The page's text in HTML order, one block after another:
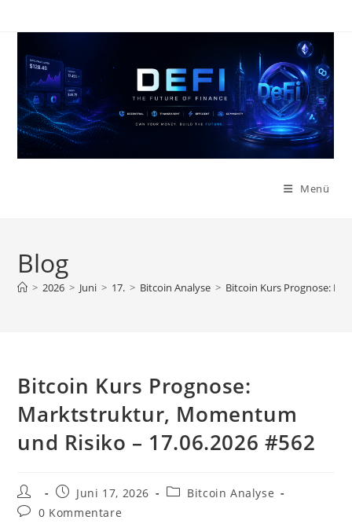
Inhalt
Menü
Blog
> 2026 > Juni > 17. > Bitcoin Analyse > Bitcoin Kurs Prognose:
Bitcoin Kurs Prognose:
Marktstruktur, Momentum
und Risiko – 17.06.2026 #562
Beitrags-
Autor:
Beitrag
veröffentlicht:
Juni 17, 2026
Beitrags-
Bitcoin Analyse
Beitrags-
0 Kommentare